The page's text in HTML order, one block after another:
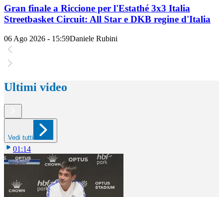
Gran finale a Riccione per l'Estathé 3x3 Italia
Streetbasket Circuit: All Star e DKB regine d'Italia
06 Ago 2026 - 15:59Daniele Rubini
Ultimi video
Vedi tutti
01:14